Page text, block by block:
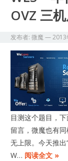
OVZ 三
发布者:微魔—2013
目测这个题目，
留言，微魔也有
无上限。今天推
W… 阅读全文 »